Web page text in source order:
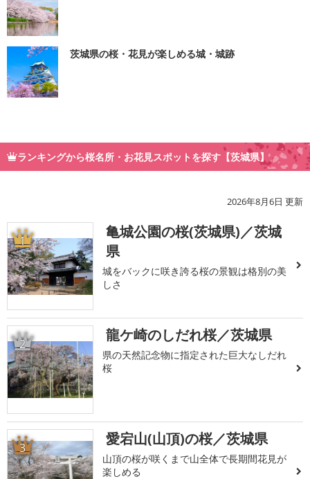
茨城県の桜・花見が楽しめる城・城跡
ランキングから桜名所・お花見スポットを探す【茨城県】
2026年8月6日 更新
1
亀城公園の桜(茨城県)／茨城
県
城をバックに咲き誇る桜の景観は格別の美
しさ
2 龍ケ崎のしだれ桜／茨城県
県の天然記念物に指定された巨大なしだれ
桜
3 愛宕山(山頂)の桜／茨城県
山頂の桜が咲くまで山全体で長期間花見が
楽しめる